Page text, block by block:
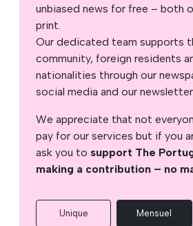
unbiased news for free – both
print.
Our dedicated team supports
community, foreign residents
nationalities through our
social media and our
We appreciate that not
pay for our services but if you
ask you to support The
making a contribution – no
Unique Mensuel